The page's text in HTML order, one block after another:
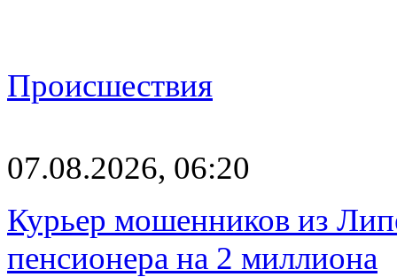
Происшествия
07.08.2026, 06:20
Курьер мошенников из
пенсионера на 2 миллиона